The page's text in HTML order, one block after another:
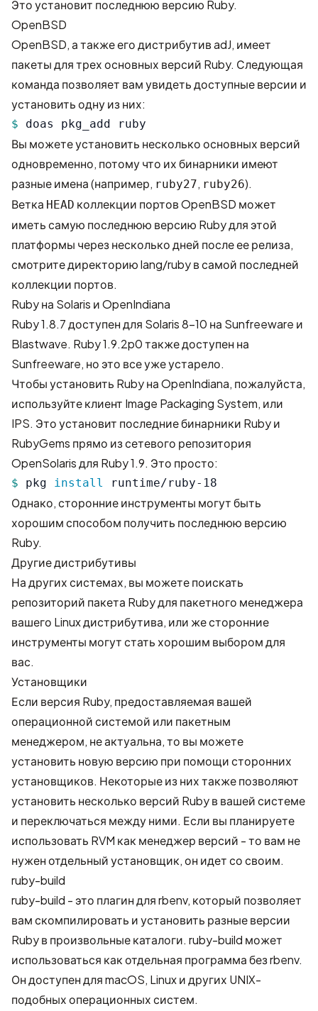
Это установит последнюю версию Ruby.
OpenBSD
OpenBSD, а также его дистрибутив adJ, имеет
пакеты для трех основных версий Ruby. Следующая
команда позволяет вам увидеть доступные версии и
установить одну из них:
$ doas pkg_add ruby
Вы можете установить несколько основных версий
одновременно, потому что их бинарники имеют
разные имена (например, ruby27, ruby26).
Ветка HEAD коллекции портов OpenBSD может
иметь самую последнюю версию Ruby для этой
платформы через несколько дней после ее релиза,
смотритедиректорию lang/ruby в самой последней
коллекции портов.
Ruby на Solaris и OpenIndiana
Ruby 1.8.7 доступен для Solaris 8-10 на Sunfreeware и
Blastwave. Ruby 1.9.2p0 также доступен на
Sunfreeware, но это все уже устарело.
Чтобы установить Ruby наOpenIndiana, пожалуйста,
используйте клиент Image Packaging System, или
IPS. Это установит последние бинарники Ruby и
RubyGems прямо из сетевого репозитория
OpenSolaris для Ruby 1.9. Это просто:
$ pkg install runtime/ruby-18
Однако, сторонние инструменты могут быть
хорошим способом получить последнюю версию
Ruby.
Другие дистрибутивы
На других системах, вы можете поискать
репозиторий пакета Ruby для пакетного менеджера
вашего Linux дистрибутива, или же сторонние
инструменты могут стать хорошим выбором для
вас.
Установщики
Если версия Ruby, предоставляемая вашей
операционной системой или пакетным
менеджером, не актуальна, то вы можете
установить новую версию при помощи сторонних
установщиков. Некоторые из них также позволяют
установить несколько версий Ruby в вашей системе
и переключаться между ними. Если вы планируете
использовать RVM как менеджер версий - то вам не
нужен отдельный установщик, он идет со своим.
ruby-build
ruby-build - это плагин дляrbenv, который позволяет
вам скомпилировать и установить разные версии
Ruby в произвольные каталоги. ruby-build может
использоваться как отдельная программа без rbenv.
Он доступен для macOS, Linux и других UNIX-
подобных операционных систем.